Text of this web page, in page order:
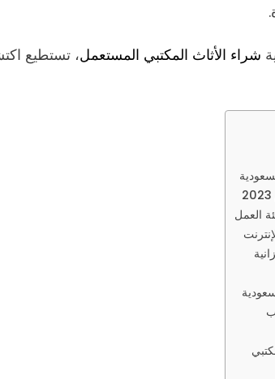
شراء الأثاث المكتبي المستعمل، تستطيع
العمل